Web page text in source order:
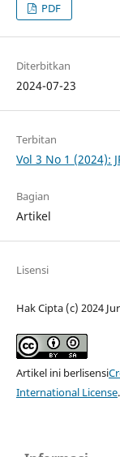
PDF
Diterbitkan
2024-07-23
Terbitan
Vol 3 No 1 (2024):
Bagian
Artikel
Lisensi
Hak Cipta (c) 2024
Artikel ini berlisensi
International License.